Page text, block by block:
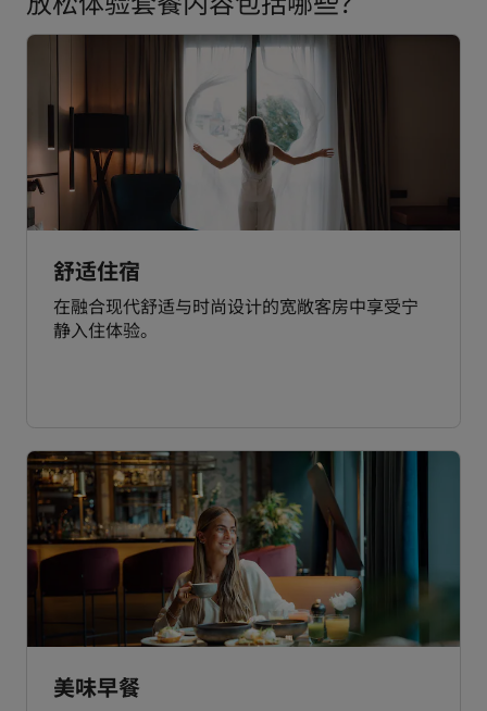
舒适住宿
在融合现代舒适与时尚设计的宽敞客房中享受宁
静入住体验。
美味早餐